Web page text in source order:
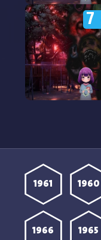
مشاهدة انمي Kaya chan
wa Kowakunai الحلقة 9
7
1960
1961
1965
1966